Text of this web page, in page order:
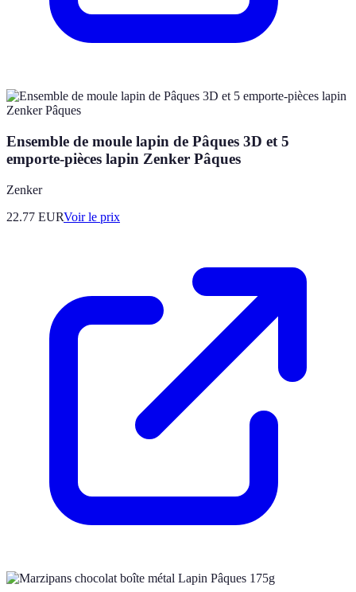
Ensemble de moule lapin de Pâques 3D et 5
emporte-pièces lapin Zenker Pâques
Zenker
22.77 EURVoir le prix